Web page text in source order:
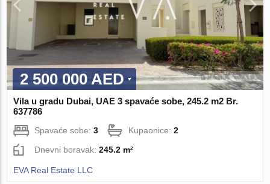
2 500 000 AED
Vila u gradu Dubai, UAE 3 spavaće sobe, 245.2 m2 Br.
637786
Spavaće sobe:3 Kupaonice:2
Dnevni boravak:245.2 m²
EVA Real Estate LLC